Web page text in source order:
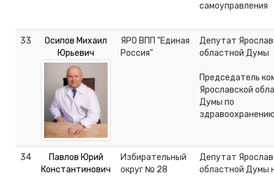
самоуправления
33
Осипов Михаил
Юрьевич
ЯРО ВПП "Единая
Россия"
Депутат
областной Думы
Председатель
Ярославской
Думы по
34
Павлов Юрий
Константинович
Избирательный
округ № 28
Депутат
областной Думы